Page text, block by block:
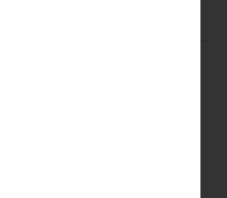
Vorschriften